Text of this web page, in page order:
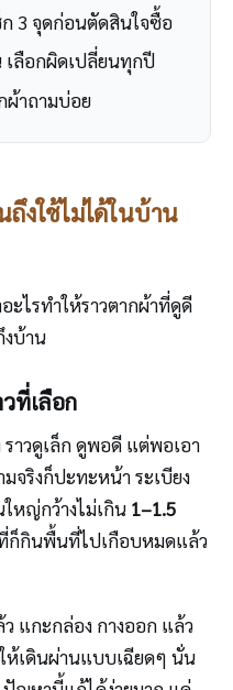
3 จุดก่อนตัดสินใจซื้อ
ลือกผิดเปลี่ยนทุกปี
ผ้าถามบ่อย
ถึงใช้ไม่ได้ในบ้าน
ะไรทำให้ราวตากผ้าที่ดูดี
บ้าน
ที่เลือก
าวดูเล็ก ดูพอดี แต่พอเอา
จริงก็ปะทะหน้า ระเบียง
หญ่กว้างไม่เกิน 1–1.5
ก็กินพื้นที่ไปเกือบหมดแล้ว
แกะกล่อง กางออก แล้ว
ห้เดินผ่านแบบเฉียดๆ นั่น